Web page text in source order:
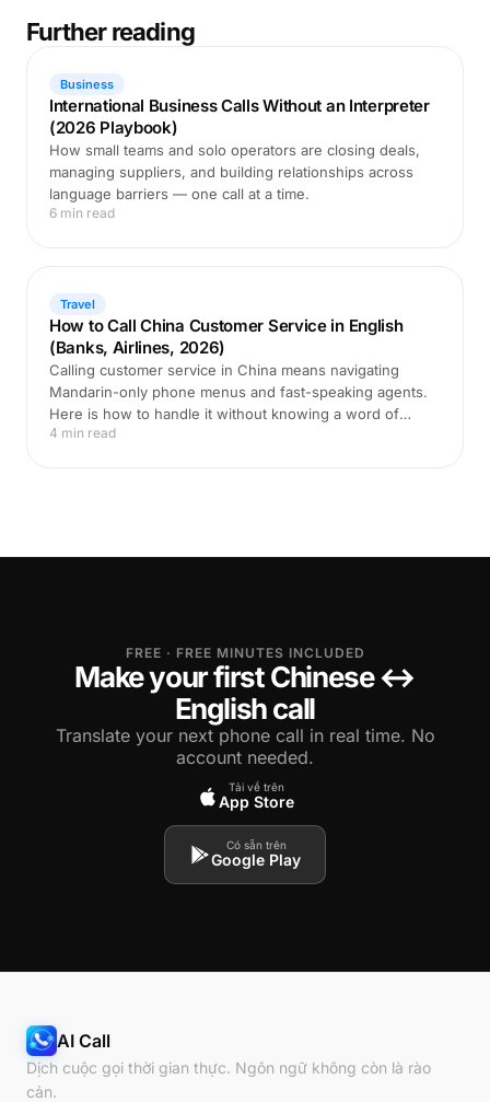
Further reading
Business
International Business Calls Without an Interpreter
(2026 Playbook)
How small teams and solo operators are closing deals,
managing suppliers, and building relationships across
language barriers — one call at a time.
6 min read
Travel
How to Call China Customer Service in English
(Banks, Airlines, 2026)
Calling customer service in China means navigating
Mandarin-only phone menus and fast-speaking agents.
Here is how to handle it without knowing a word of
Chinese.
4 min read
FREE · FREE MINUTES INCLUDED
Make your first Chinese ↔
English call
Translate your next phone call in real time. No
account needed.
Tải về trên
App Store
Có sẵn trên
Google Play
AI Call
Dịch cuộc gọi thời gian thực. Ngôn ngữ không còn là rào
cản.